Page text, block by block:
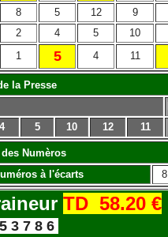
8 5 12 9
2 4 5 10
1 5 4 11
la Presse
4 5 10 12 11
Numèros
à l'écarts 8
TD 58.20 €
3 7 8 6